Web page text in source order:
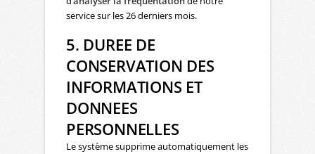
service sur les 26 derniers mois.
5. DUREE DE
CONSERVATION DES
INFORMATIONS ET
DONNEES
PERSONNELLES
Le système supprime automatiquement les